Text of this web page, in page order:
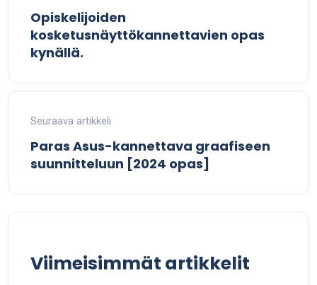
Opiskelijoiden
kosketusnäyttökannettavien opas
kynällä.
Seuraava artikkeli
Paras Asus-kannettava graafiseen
suunnitteluun [2024 opas]
Viimeisimmät artikkelit